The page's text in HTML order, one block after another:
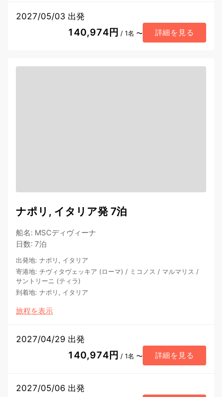
2027/05/03 出発
140,974円 / 1名 〜 詳細を見る
ナポリ, イタリア発 7泊
船名: MSCディヴィーナ
日数: 7泊
出発地: ナポリ, イタリア
寄港地: チヴィタヴェッキア (ローマ) / ミコノス / マルマリス /
サントリーニ (ティラ)
到着地: ナポリ, イタリア
旅程を表示
2027/04/29 出発
140,974円 / 1名 〜 詳細を見る
2027/05/06 出発